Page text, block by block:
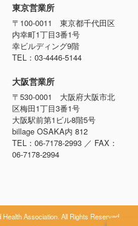
東京営業所
〒100-0011 東京都千代田区
内幸町1丁目3番1号
幸ビルディング9階
TEL：03-4446-5144
大阪営業所
〒530-0001 大阪府大阪市北
区梅田1丁目3番1号
大阪駅前第1ビル8階5号
billage OSAKA内 812
TEL：06-7178-2993 ／ FAX：
06-7178-2994
Association. All Rights Reserved.